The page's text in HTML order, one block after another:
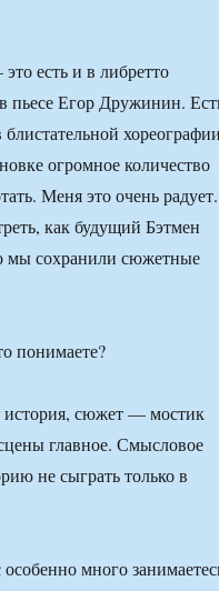
есть и в либретто
пьесе Егор Дружинин.
огромное количество
Меня это очень радует.
как будущий Бэтмен
мы сохранили сюжетные
понимаете?
сюжет — мостик
главное. Смысловое
не сыграть только в
много